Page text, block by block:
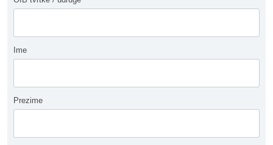
Ime
Prezime